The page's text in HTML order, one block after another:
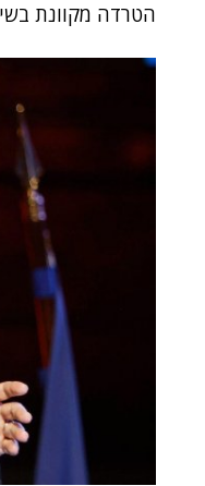
הטרדה מקוונת